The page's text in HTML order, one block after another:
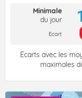
Minimale
du jour
Ecart
Écarts avec les
maximales